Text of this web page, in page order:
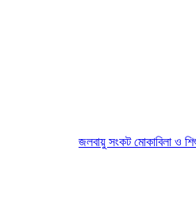
জলবায়ু সংকট মোকাবিলা ও